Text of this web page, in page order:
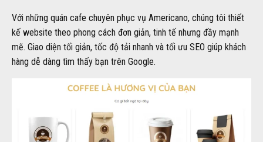
Với những quán cafe chuyên phục vụ Americano, chúng tôi thiết
kế website theo phong cách đơn giản, tinh tế nhưng đầy mạnh
mẽ. Giao diện tối giản, tốc độ tải nhanh và tối ưu SEO giúp khách
hàng dễ dàng tìm thấy bạn trên Google.